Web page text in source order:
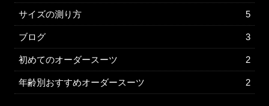
サイズの測り方 5
ブログ 3
初めてのオーダースーツ 2
年齢別おすすめオーダースーツ 2